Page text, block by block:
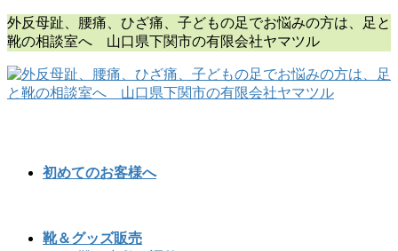
コ
ン
ン
ツ
ナ
ビ
ー
シ
外反母趾、腰痛、ひざ痛、子どもの足でお悩みの方は、足と
靴の相談室へ 山口県下関市の有限会社ヤマツル
初めてのお客様へ
靴＆グッズ販売